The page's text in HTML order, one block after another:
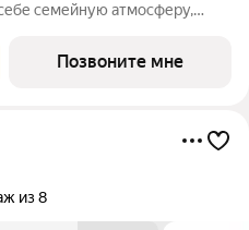
семейную атмосферу,
школы, детские
Позвоните мне
из 8